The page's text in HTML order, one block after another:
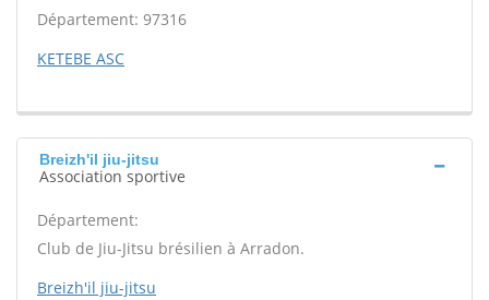
Département: 97316
KETEBE ASC
Breizh'il jiu-jitsu
Association sportive
Département:
Club de Jiu-Jitsu brésilien à Arradon.
Breizh'il jiu-jitsu